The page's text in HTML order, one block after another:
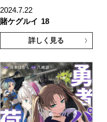
2024.7.22
賭ケグルイ 18
詳しく見る